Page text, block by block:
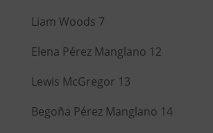
Liam Woods 7
Elena Pérez Manglano 12
Lewis McGregor 13
Begoña Pérez Manglano 14